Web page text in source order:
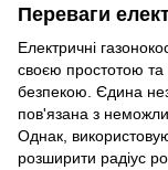
Переваги
Електричні
своєю простотою та
безпекою. Єдина
пов'язана з
Однак,
розширити радіус